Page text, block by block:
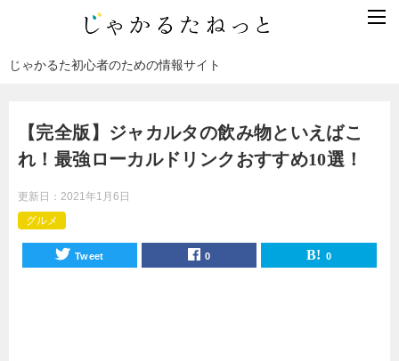
じゃかるた初心者のための情報サイト
【完全版】ジャカルタの飲み物といえばこ
れ！最強ローカルドリンクおすすめ10選！
更新日： 2021年1月6日
グルメ
Tweet 0 0